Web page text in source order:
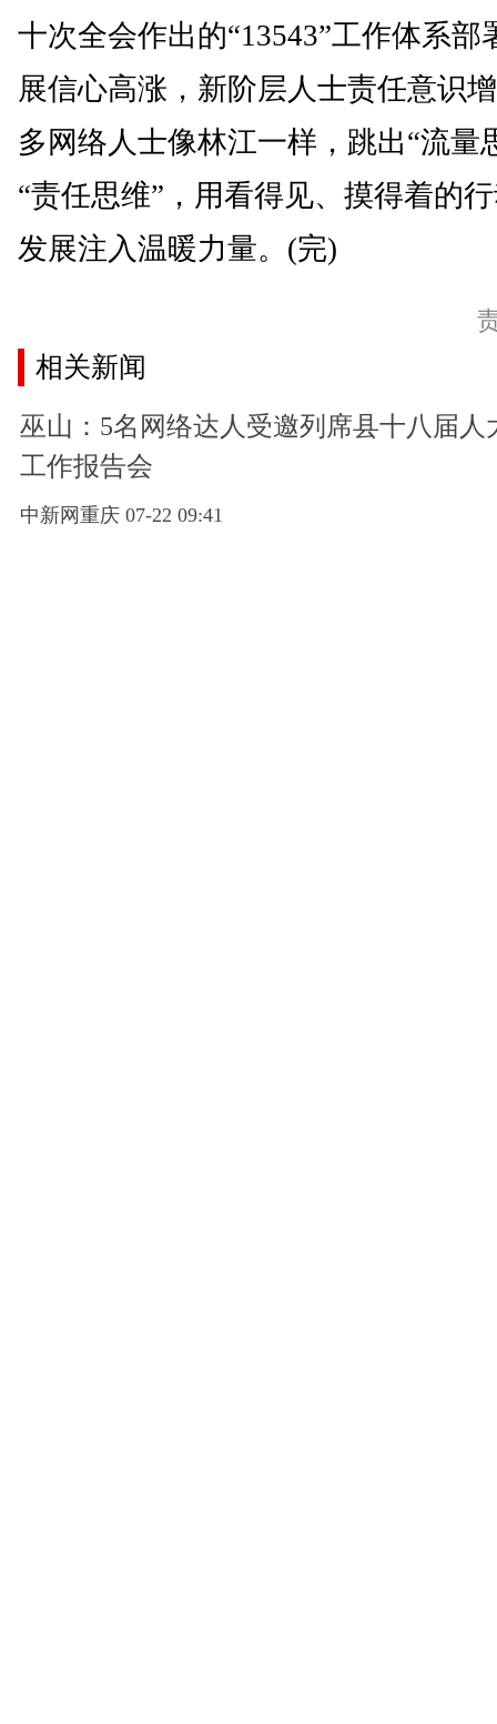
十次全会作出的“13543”工作体系部
展信心高涨，新阶层人士责任意识
多网络人士像林江一样，跳出“流量
“责任思维”，用看得见、摸得着的
发展注入温暖力量。(完)
相关新闻
巫山：5名网络达人受邀列席县十八届人
工作报告会
中新网重庆 07-22 09:41